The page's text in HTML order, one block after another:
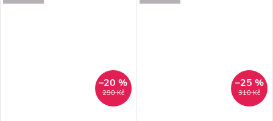
290 Kč
–20 %
310 Kč
–25 %